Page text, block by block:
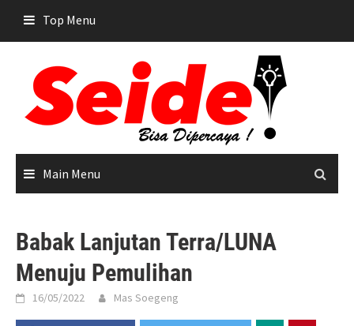
content
Top Menu
Main Menu
Babak Lanjutan Terra/LUNA
Menuju Pemulihan
16/05/2022 Mas Soegeng